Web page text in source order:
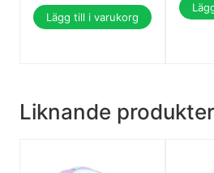
Lägg till i varukorg
Liknande produkter